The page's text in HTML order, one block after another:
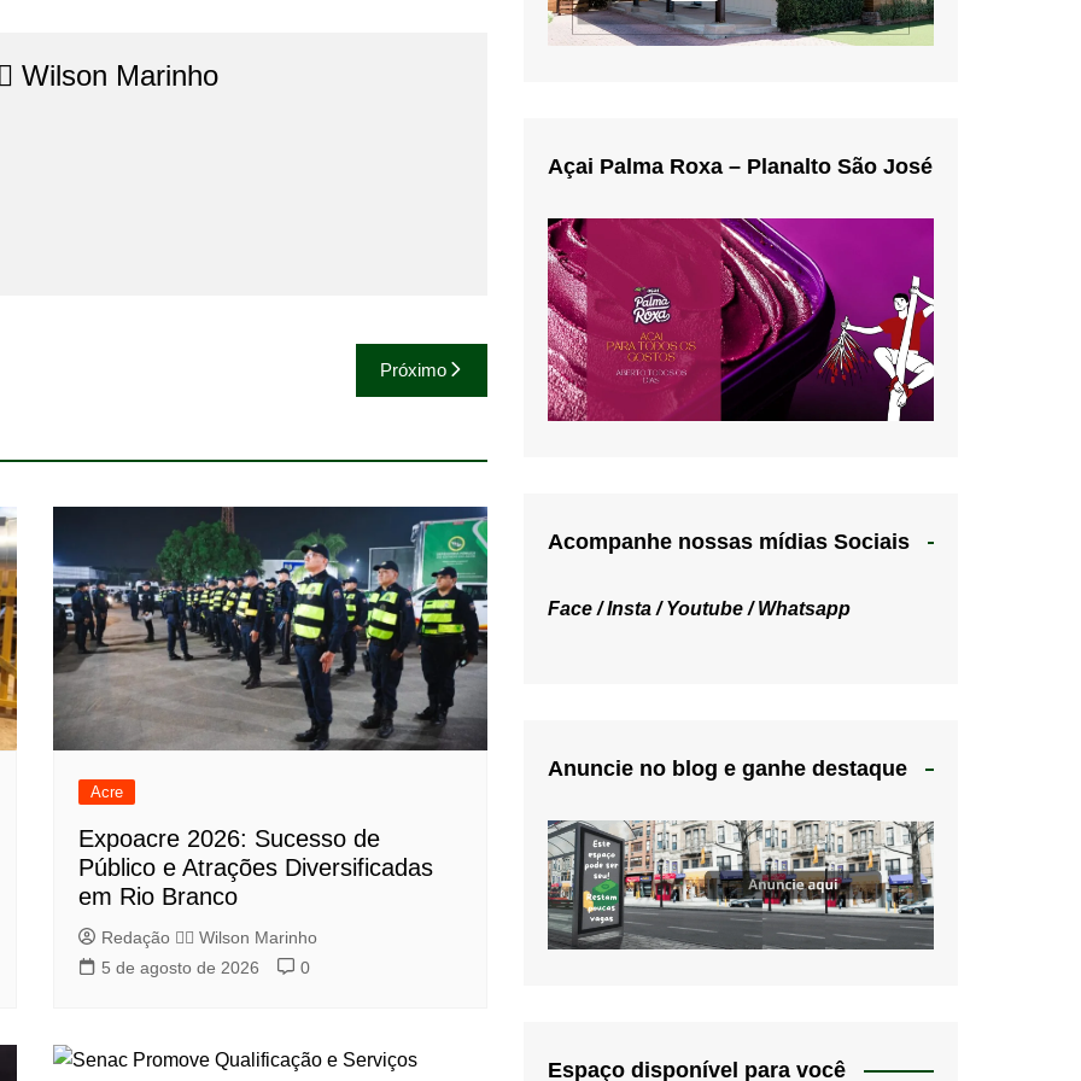
Wilson Marinho
Próximo
Acre
Expoacre 2026: Sucesso de
Público e Atrações Diversificadas
em Rio Branco
Redação 👨‍⚖️​ Wilson Marinho
5 de agosto de 2026
0
Açai Palma Roxa – Planalto São José
Acompanhe nossas mídias Sociais
Face /Insta /Youtube /Whatsapp
Anuncie no blog e ganhe destaque
Espaço disponível para você